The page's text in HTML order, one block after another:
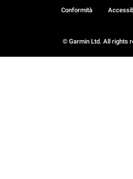
© Garmin Ltd. All rights
Conformità